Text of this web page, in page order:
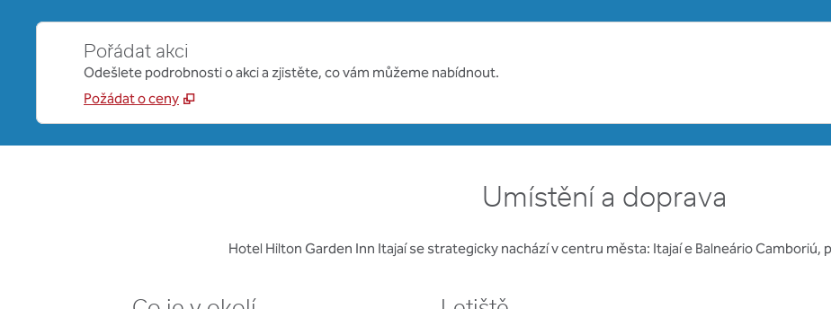
Pořádat akci
Odešlete podrobnosti o akci a zjistěte, co vám můžeme nabídnout.
Požádat o ceny
Umístění a doprava
Hotel Hilton Garden Inn Itajaí se strategicky nachází v centru města: Itajaí e Balneário Camboriú,